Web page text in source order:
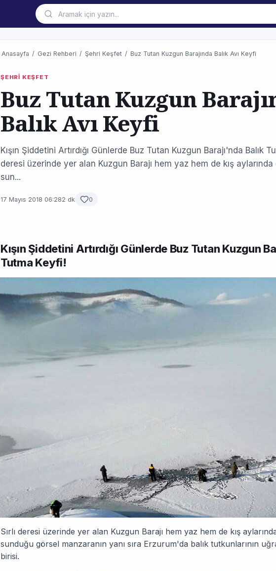
Anasayfa / Gezi Rehberi / Şehri Keşfet / Buz Tutan Kuzgun Barajında Balık Avı Keyfi
ŞEHRİ KEŞFET
Buz Tutan Kuzgun
Balık Avı Keyfi
Kışın Şiddetini Artırdığı Günlerde Buz Tutan Kuzgun Barajı'nda Balık
deresi üzerinde yer alan Kuzgun Barajı hem yaz hem de kış
sun...
17 Mayıs 2018 06:282 dk 0
Kışın Şiddetini Artırdığı Günlerde Buz Tutan Kuzgun
Tutma Keyfi!
Sırlı deresi üzerinde yer alan Kuzgun Barajı hem yaz hem de kış
sunduğu görsel manzaranın yanı sıra Erzurum'da balık tutkunlarının
birisi.